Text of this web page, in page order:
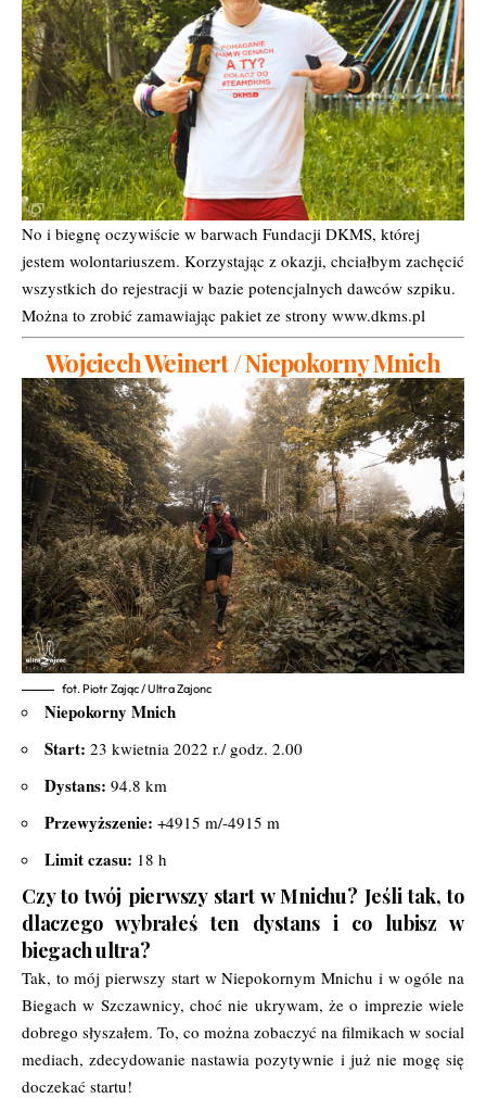
No i biegnę oczywiście w barwach Fundacji DKMS, której
jestem wolontariuszem. Korzystając z okazji, chciałbym zachęcić
wszystkich do rejestracji w bazie potencjalnych dawców szpiku.
Można to zrobić zamawiając pakiet ze strony www.dkms.pl
Wojciech Weinert / Niepokorny Mnich
fot. Piotr Zając / Ultra Zajonc
Niepokorny Mnich
Start: 23 kwietnia 2022 r./ godz. 2.00
Dystans: 94.8 km
Przewyższenie: +4915 m/-4915 m
Limit czasu: 18 h
Czy to twój pierwszy start w Mnichu? Jeśli tak, to
dlaczego wybrałeś ten dystans i co lubisz w
biegach ultra?
Tak, to mój pierwszy start w Niepokornym Mnichu i w ogóle na
Biegach w Szczawnicy, choć nie ukrywam, że o imprezie wiele
dobrego słyszałem. To, co można zobaczyć na filmikach w social
mediach, zdecydowanie nastawia pozytywnie i już nie mogę się
doczekać startu!